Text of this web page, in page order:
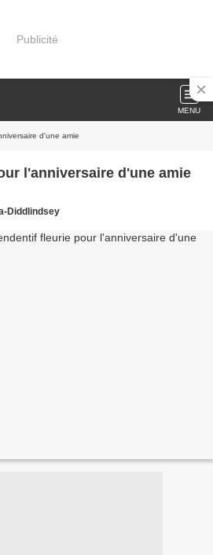
Publicité
MENU
d'une amie
l'anniversaire d'une amie
Diddlindsey